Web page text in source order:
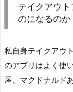
テイクアウ
のになるのか
私自身テイクアウ
のアプリはよく使
屋、マクドナルド